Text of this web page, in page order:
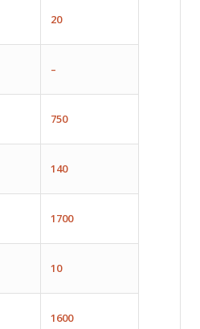
20
–
750
140
1700
10
1600